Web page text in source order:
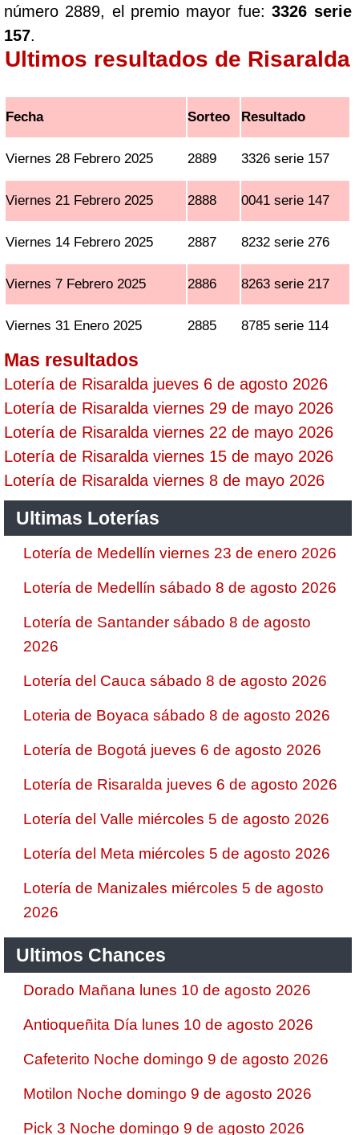
número 2889, el premio mayor fue:3326 serie
157.
Ultimos resultados de Risaralda
Fecha Sorteo Resultado
Viernes 28 Febrero 2025 2889 3326 serie 157
Viernes 21 Febrero 2025 2888 0041 serie 147
Viernes 14 Febrero 2025 2887 8232 serie 276
Viernes 7 Febrero 2025 2886 8263 serie 217
Viernes 31 Enero 2025 2885 8785 serie 114
Mas resultados
Lotería de Risaralda jueves 6 de agosto 2026
Lotería de Risaralda viernes 29 de mayo 2026
Lotería de Risaralda viernes 22 de mayo 2026
Lotería de Risaralda viernes 15 de mayo 2026
Lotería de Risaralda viernes 8 de mayo 2026
Ultimas Loterías
Lotería de Medellín viernes 23 de enero 2026
Lotería de Medellín sábado 8 de agosto 2026
Lotería de Santander sábado 8 de agosto
2026
Lotería del Cauca sábado 8 de agosto 2026
Loteria de Boyaca sábado 8 de agosto 2026
Lotería de Bogotá jueves 6 de agosto 2026
Lotería de Risaralda jueves 6 de agosto 2026
Lotería del Valle miércoles 5 de agosto 2026
Lotería del Meta miércoles 5 de agosto 2026
Lotería de Manizales miércoles 5 de agosto
2026
Ultimos Chances
Dorado Mañana lunes 10 de agosto 2026
Antioqueñita Día lunes 10 de agosto 2026
Cafeterito Noche domingo 9 de agosto 2026
Motilon Noche domingo 9 de agosto 2026
Pick 3 Noche domingo 9 de agosto 2026